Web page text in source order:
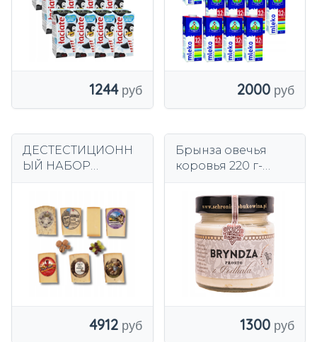
ассортимента
1244
домашнего офиса
12 шт.
2000
ДЕСТЕСТИЦИОНН
ЫЙ НАБОР
ШВЕЙЦАРСКИХ
СЫРОВ 1 КГ (№ 2)
4912
Брынза овечья
коровья 220 г-
натуральная
подхаланская сыр
1300